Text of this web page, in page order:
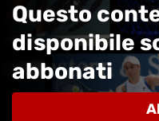
Questo
disponibile
abbonati